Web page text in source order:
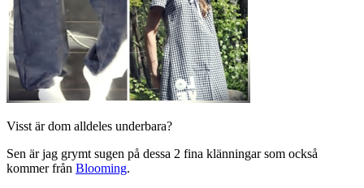
Visst är dom alldeles underbara?
Sen är jag grymt sugen på dessa 2 fina klänningar som också
kommer från Blooming.